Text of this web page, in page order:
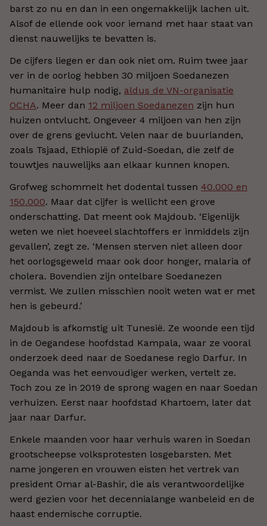
barst zo nu en dan in een ongemakkelijk lachen uit.
Alsof de ellende ook voor iemand met haar staat van
dienst nauwelijks te bevatten is.
De cijfers liegen er dan ook niet om. Ruim twee jaar
ver in de oorlog hebben 30 miljoen Soedanezen
humanitaire hulp nodig, aldus de VN-organisatie
OCHA. Meer dan 12 miljoen Soedanezen zijn hun
huizen ontvlucht. Ongeveer 4 miljoen van hen zijn
over de grens gevlucht. Velen naar de buurlanden,
zoals Tsjaad, Ethiopië of Zuid-Soedan, die zelf de
touwtjes nauwelijks aan elkaar kunnen knopen.
Grofweg schommelt het dodental tussen 40.000 en
150.000. Maar dat cijfer is wellicht een grove
onderschatting. Dat meent ook Majdoub. ‘Eigenlijk
weten we niet hoeveel slachtoffers er inmiddels zijn
gevallen’, zegt ze. ‘Mensen sterven niet alleen door
het oorlogsgeweld maar ook door honger, malaria of
cholera. Bovendien zijn ontelbare Soedanezen
vermist. We zullen misschien nooit weten wat er met
hen is gebeurd.’
Majdoub is afkomstig uit Tunesië. Ze woonde een tijd
in de Oegandese hoofdstad Kampala, waar ze vooral
onderzoek deed naar de Soedanese regio Darfur. In
Oeganda was het eenvoudiger werken, vertelt ze.
Toch zou ze in 2019 de sprong wagen en naar Soedan
verhuizen. Eerst naar hoofdstad Khartoem, later dat
jaar naar Darfur.
Enkele maanden voor haar verhuis waren in Soedan
grootscheepse volksprotesten losgebarsten. Met
name jongeren en vrouwen eisten het vertrek van
president Omar al-Bashir, die als verantwoordelijke
werd gezien voor het decennialange wanbeleid en de
haast endemische corruptie.